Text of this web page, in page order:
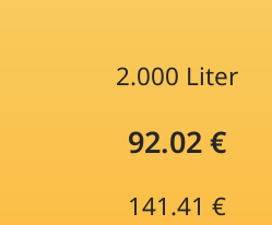
2.000 Liter
92.02 €
141.41 €